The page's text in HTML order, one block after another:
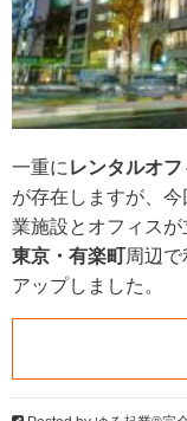
一重に レンタルオフ
が存在しますが、
業施設とオフィス
東京・有楽町周辺
アップしました。